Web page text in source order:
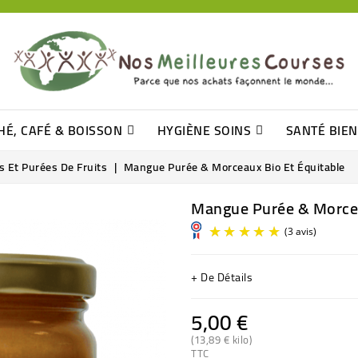
CAFÉ & BOISSON HYGIÈNE SOINS SANTÉ
Et Purées De Fruits Mangue Purée & Morceaux Bio Et Équitable
Mangue Purée &
+ De Détails
5,00 €
(13,89 € kilo)
TTC